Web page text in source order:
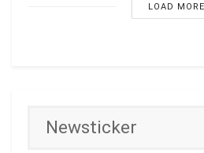
LOAD MORE
Newsticker